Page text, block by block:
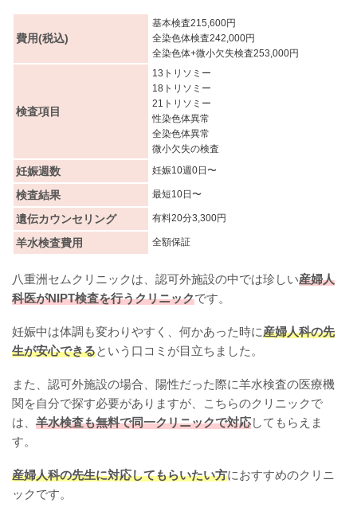
費用(税込)
基本検査215,600円
全染色体検査242,000円
全染色体+微小欠失検査253,000円
検査項目
13トリソミー
18トリソミー
21トリソミー
性染色体異常
全染色体異常
微小欠失の検査
妊娠週数 妊娠10週0日〜
検査結果 最短10日〜
遺伝カウンセリング 有料20分3,300円
羊水検査費用 全額保証
八重洲セムクリニックは、認可外施設の中では珍しい産婦人
科医がNIPT検査を行うクリニックです。
妊娠中は体調も変わりやすく、何かあった時に産婦人科の先
生が安心できるという口コミが目立ちました。
また、認可外施設の場合、陽性だった際に羊水検査の医療機
関を自分で探す必要がありますが、こちらのクリニックで
は、 羊水検査も無料で同一クリニックで対応してもらえま
す。
産婦人科の先生に対応してもらいたい方におすすめのクリニ
ックです。